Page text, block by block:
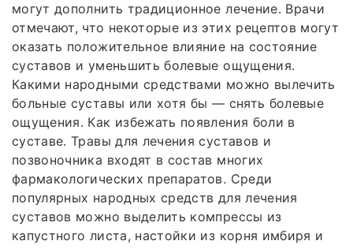
могут дополнить традиционное лечение. Врачи
отмечают, что некоторые из этих рецептов могут
оказать положительное влияние на состояние
суставов и уменьшить болевые ощущения.
Какими народными средствами можно вылечить
больные суставы или хотя бы — снять болевые
ощущения. Как избежать появления боли в
суставе. Травы для лечения суставов и
позвоночника входят в состав многих
фармакологических препаратов. Среди
популярных народных средств для лечения
суставов можно выделить компрессы из
капустного листа, настойки из корня имбиря и